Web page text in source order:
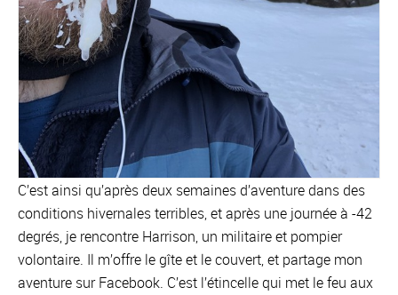
C’est ainsi qu’après deux semaines d’aventure dans des
conditions hivernales terribles, et après une journée à -42
degrés, je rencontre Harrison, un militaire et pompier
volontaire. Il m’offre le gîte et le couvert, et partage mon
aventure sur Facebook. C’est l’étincelle qui met le feu aux